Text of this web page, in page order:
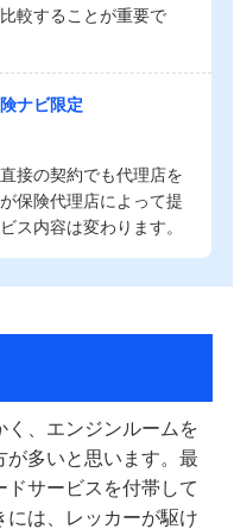
較することが重要で
ナビ限定
接の契約でも代理店を
保険代理店によって提
ス内容は変わります。
く、エンジンルームを
が多いと思います。最
サービスを付帯して
には、レッカーが駆け